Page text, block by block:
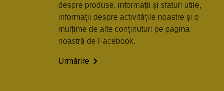
despre produse, informații și sfaturi utile,
informații despre activitățile noastre și o
mulțime de alte conținuturi pe pagina
noastră de Facebook.
Urmărire 